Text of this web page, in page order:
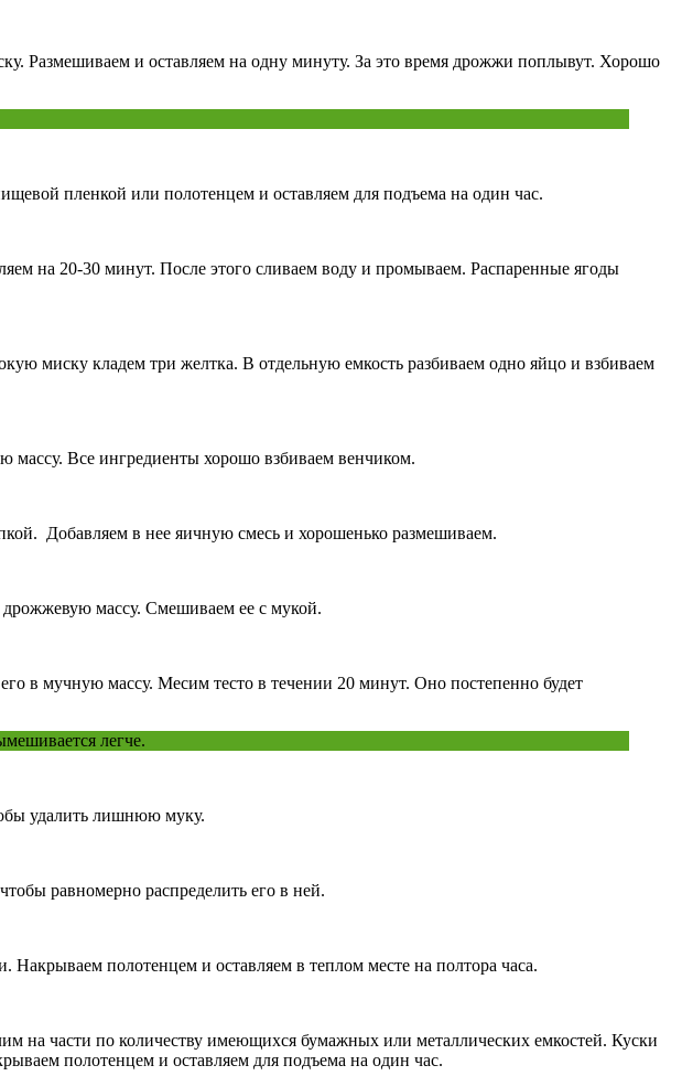
Размешиваем и оставляем на одну минуту. За это время дрожжи поплывут. Хорошо
пленкой или полотенцем и оставляем для подъема на один час.
на 20-30 минут. После этого сливаем воду и промываем. Распаренные ягоды
миску кладем три желтка. В отдельную емкость разбиваем одно яйцо и взбиваем
массу. Все ингредиенты хорошо взбиваем венчиком.
Добавляем в нее яичную смесь и хорошенько размешиваем.
дрожжевую массу. Смешиваем ее с мукой.
в мучную массу. Месим тесто в течении 20 минут. Оно постепенно будет
легче.
удалить лишнюю муку.
равномерно распределить его в ней.
полотенцем и оставляем в теплом месте на полтора часа.
части по количеству имеющихся бумажных или металлических емкостей. Куски
полотенцем и оставляем для подъема на один час.